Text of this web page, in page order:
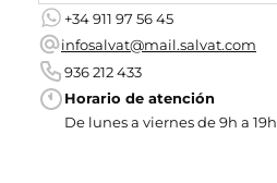
+34 911 97 56 45
infosalvat@mail.salvat.com
936 212 433
Horario de atención
De lunes a viernes de 9h a 19h